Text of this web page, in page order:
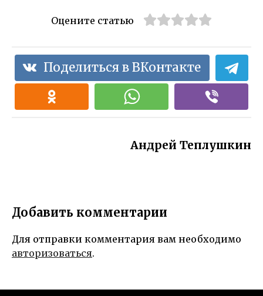
Оцените статью
Поделиться в ВКонтакте
Андрей Теплушкин
Добавить комментарии
Для отправки комментария вам необходимо
авторизоваться.